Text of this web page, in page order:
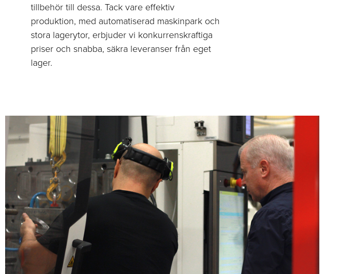
tillbehör till dessa. Tack vare effektiv
produktion, med automatiserad maskinpark och
stora lagerytor, erbjuder vi konkurrenskraftiga
priser och snabba, säkra leveranser från eget
lager.